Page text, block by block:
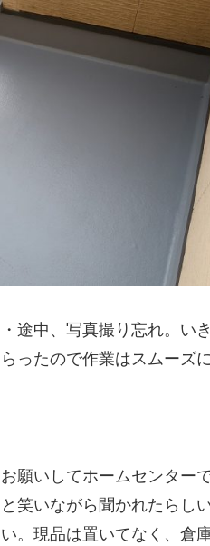
中、写真撮り忘れ。い
ったので作業はスムーズに
願いしてホームセンター
笑いながら聞かれたらし
。現品は置いてなく、倉